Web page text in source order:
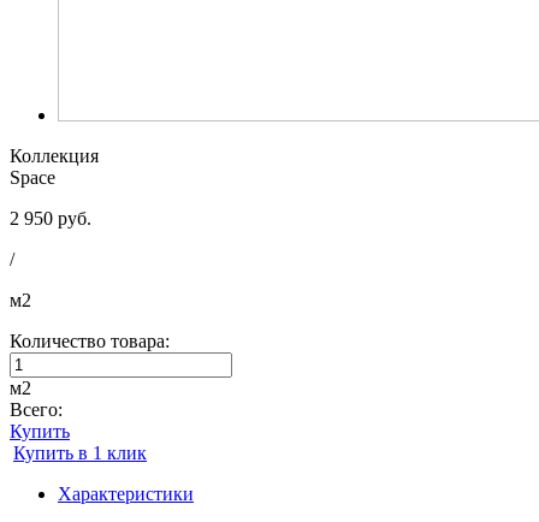
Коллекция
Space
2 950 руб.
/
м2
Количество товара:
м2
Всего:
Купить
Купить в 1 клик
Характеристики